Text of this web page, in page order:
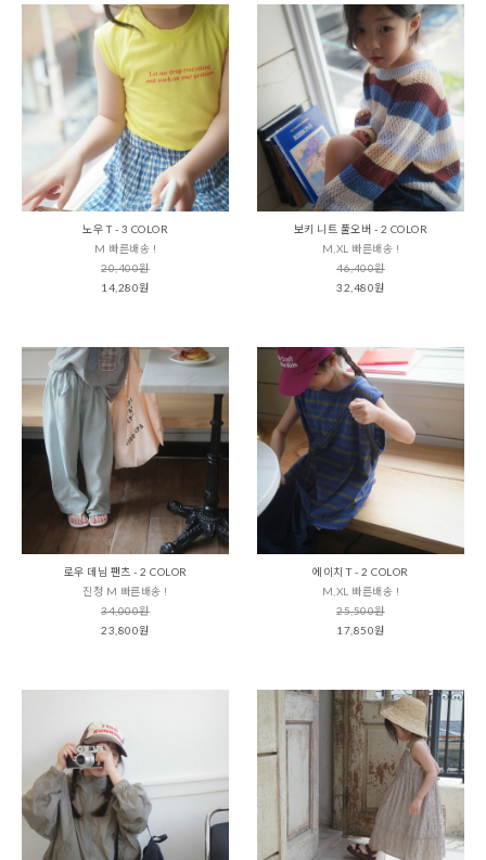
노우 T - 3 COLOR
M 빠른배송 !
20,400원
14,280원
보키 니트 풀오버 - 2 COLOR
M,XL 빠른배송 !
46,400원
32,480원
로우 데님 팬츠 - 2 COLOR
진청 M 빠른배송 !
34,000원
23,800원
에이치 T - 2 COLOR
M,XL 빠른배송 !
25,500원
17,850원